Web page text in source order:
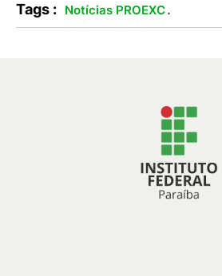
Tags : Notícias PROEXC.